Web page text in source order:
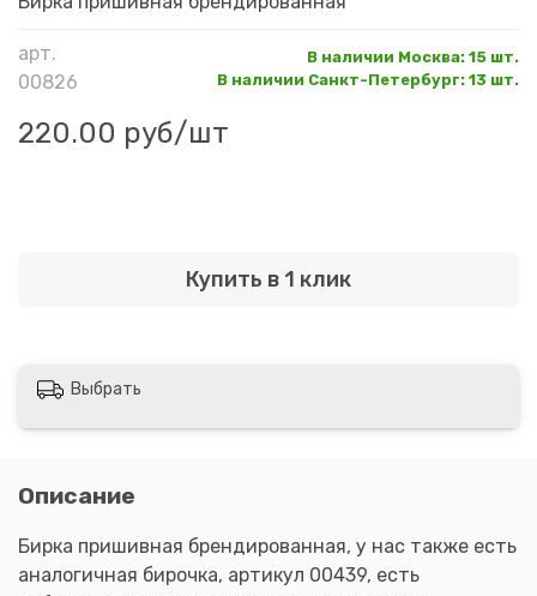
арт.
00826
В наличии Москва: 15 шт.
В наличии Санкт-Петербург: 13 шт.
220.00 руб/шт
Купить в 1 клик
Выбрать
Описание
Бирка пришивная брендированная, у нас также есть
аналогичная бирочка, артикул 00439, есть